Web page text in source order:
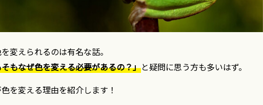
変えられるのは有名な話。
もなぜ色を変える必要があるの？」と疑問に思う方も多いはず。
を変える理由を紹介します！